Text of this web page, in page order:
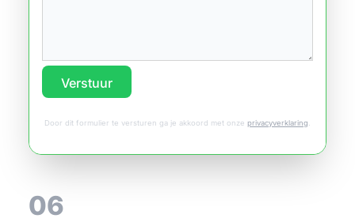
Verstuur
Door dit formulier te versturen ga je akkoord met onze privacyverklaring
06